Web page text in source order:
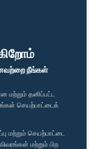
நீங்கள்
மற்றும் தனிப்பட்ட
செயற்பாட்டைக்
மற்றும் செயற்பாட்டை
மற்றும் பிற